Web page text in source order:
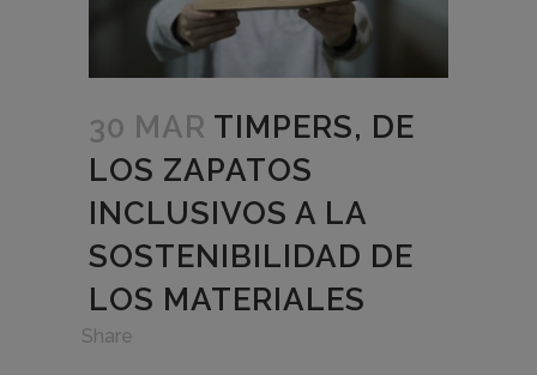
30 MAR TIMPERS, DE
LOS ZAPATOS
INCLUSIVOS A LA
SOSTENIBILIDAD DE
LOS MATERIALES
Share